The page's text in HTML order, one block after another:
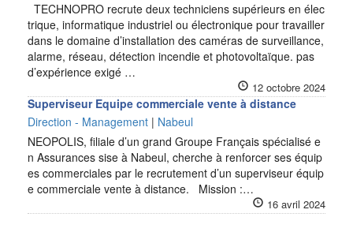
TECHNOPRO recrute deux techniciens supérieurs en élec
trique, informatique industriel ou électronique pour travailler
dans le domaine d’installation des caméras de surveillance,
alarme, réseau, détection incendie et photovoltaïque. pas
d’expérience exigé …
12 octobre 2024
Superviseur Equipe commerciale vente à distance
Direction - Management | Nabeul
NEOPOLIS, filiale d’un grand Groupe Français spécialisé e
n Assurances sise à Nabeul, cherche à renforcer ses équip
es commerciales par le recrutement d’un superviseur équip
e commerciale vente à distance. Mission :…
16 avril 2024